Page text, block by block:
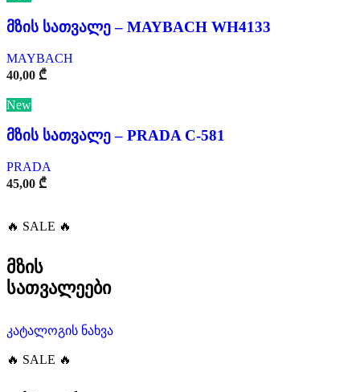
მზის სათვალე – MAYBACH WH4133
MAYBACH
40,00 ₾
New
მზის სათვალე – PRADA C-581
PRADA
45,00 ₾
🔥 SALE 🔥
მზის
სათვალეები
კატალოგის ნახვა
🔥 SALE 🔥